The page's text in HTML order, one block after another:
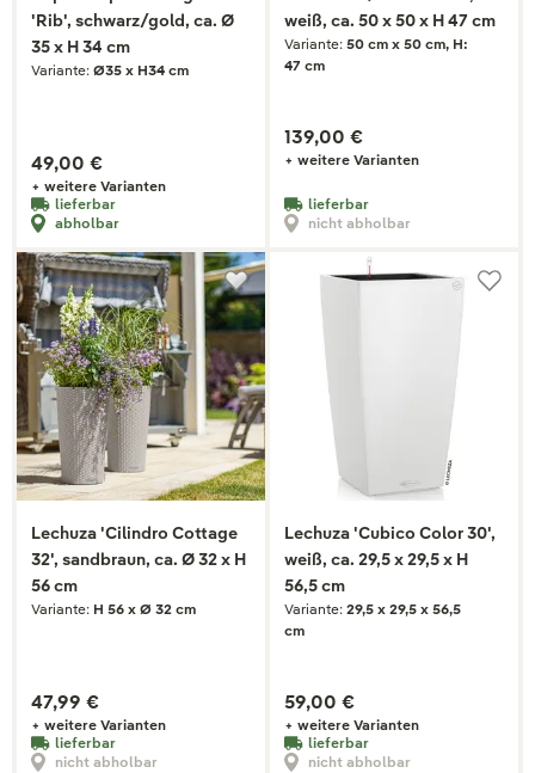
'Rib', schwarz/gold, ca. Ø
35 x H 34 cm
Variante: Ø35 x H34 cm
49,00 €
+ weitere Varianten
lieferbar
abholbar
weiß, ca. 50 x 50 x H 47 cm
Variante: 50 cm x 50 cm, H:
47 cm
139,00 €
+ weitere Varianten
lieferbar
nicht abholbar
Lechuza 'Cilindro Cottage
32', sandbraun, ca. Ø 32 x H
56 cm
Variante: H 56 x Ø 32 cm
47,99 €
+ weitere Varianten
lieferbar
nicht abholbar
Lechuza 'Cubico Color 30',
weiß, ca. 29,5 x 29,5 x H
56,5 cm
Variante: 29,5 x 29,5 x 56,5
cm
59,00 €
+ weitere Varianten
lieferbar
nicht abholbar